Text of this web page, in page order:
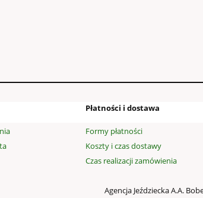
Płatności i dostawa
Formy płatności
Koszty i czas dostawy
Czas realizacji zamówienia
Agencja Jeździecka A.A.